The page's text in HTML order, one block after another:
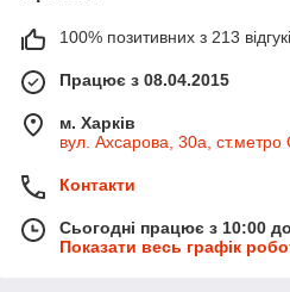
100% позитивних з 213
Працює з 08.04.2015
м. Харків
вул. Ахсарова, 30а, ст.метро
Контакти
Сьогодні працює з 10:00
Показати весь графік